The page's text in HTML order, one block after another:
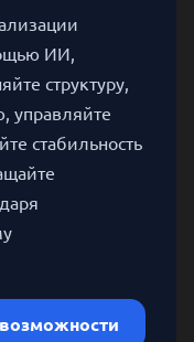
ИИ,
структуру,
управляйте
стабильность